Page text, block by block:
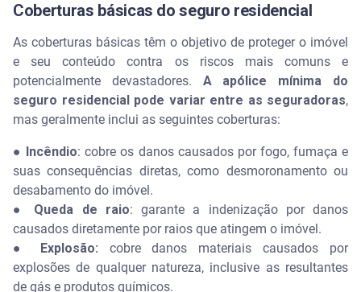
Coberturas básicas do seguro residencial
As coberturas básicas têm o objetivo de proteger o imóvel
e seu conteúdo contra os riscos mais comuns e
potencialmente devastadores. A apólice mínima do
seguro residencial pode variar entre as seguradoras,
mas geralmente inclui as seguintes coberturas:
● Incêndio: cobre os danos causados por fogo, fumaça e
suas consequências diretas, como desmoronamento ou
desabamento do imóvel.
● Queda de raio: garante a indenização por danos
causados diretamente por raios que atingem o imóvel.
●
Explosão: cobre danos materiais causados por
explosões de qualquer natureza, inclusive as resultantes
de gás e produtos químicos.